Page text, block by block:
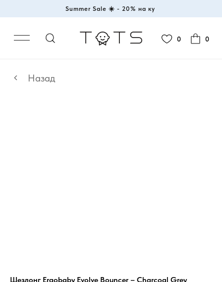
Summer Sale ☀️ - 20%
Шезлонг Ergobaby Evolve Bouncer – Charcoal Grey